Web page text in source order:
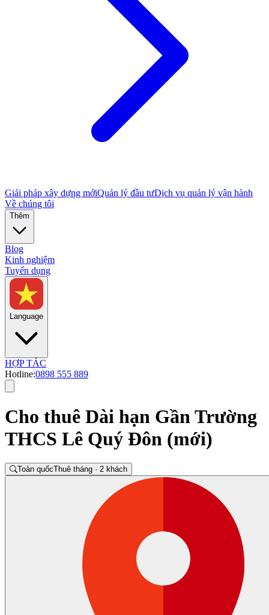
Giải pháp xây dựng mớiQuản lý đầu tưDịch vụ quản lý vận hành
Về chúng tôi
Thêm
Blog
Kinh nghiệm
Tuyển dụng
Language
HỢP TÁC
Hotline:0898 555 889
Cho thuê Dài hạn Gần Trường
THCS Lê Quý Đôn (mới)
Toàn quốcThuê tháng · 2 khách